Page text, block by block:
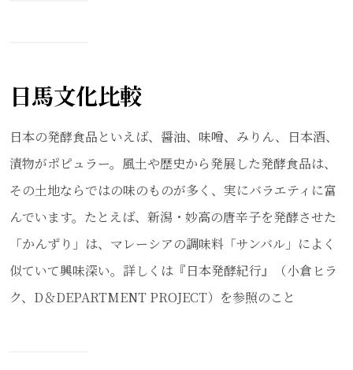
日馬文化比較
日本の発酵食品といえば、醤油、味噌、みりん、日本酒、
漬物がポピュラー。風土や歴史から発展した発酵食品は、
その土地ならではの味のものが多く、実にバラエティに富
んでいます。たとえば、新潟・妙高の唐辛子を発酵させた
「かんずり」は、マレーシアの調味料「サンバル」によく
似ていて興味深い。詳しくは『日本発酵紀行』（小倉ヒラ
ク、D＆DEPARTMENT PROJECT）を参照のこと